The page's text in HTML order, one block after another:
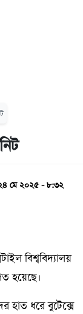
মে ২০২৫ - ৮:৩২
বিশ্ববিদ্যালয়
হয়েছে।
হাত ধরে বুটেক্সে